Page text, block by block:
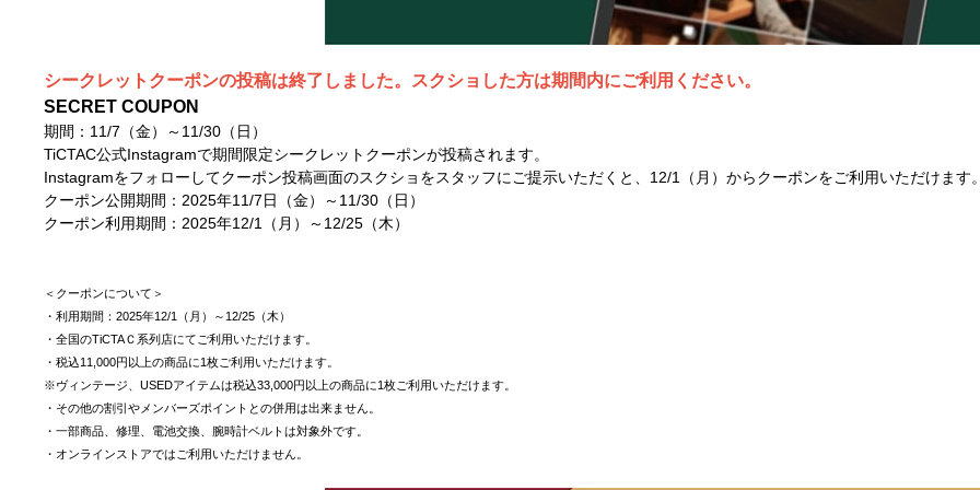
シークレットクーポンの投稿は終了しました。スクショした方は期間内にご利用ください。
SECRET COUPON
期間：11/7（金）～11/30（日）
TiCTAC公式Instagramで期間限定シークレットクーポンが投稿されます。
Instagramをフォローしてクーポン投稿画面のスクショをスタッフにご提示いただくと、12/1（月）からクーポンをご利用いただけます
クーポン公開期間：2025年11/7日（金）～11/30（日）
クーポン利用期間：2025年12/1（月）～12/25（木）
＜クーポンについて＞
・利用期間：2025年12/1（月）～12/25（木）
・全国のTiCTAＣ系列店にてご利用いただけます。
・税込11,000円以上の商品に1枚ご利用いただけます。
※ヴィンテージ、USEDアイテムは税込33,000円以上の商品に1枚ご利用いただけます。
・その他の割引やメンバーズポイントとの併用は出来ません。
・一部商品、修理、電池交換、腕時計ベルトは対象外です。
・オンラインストアではご利用いただけません。